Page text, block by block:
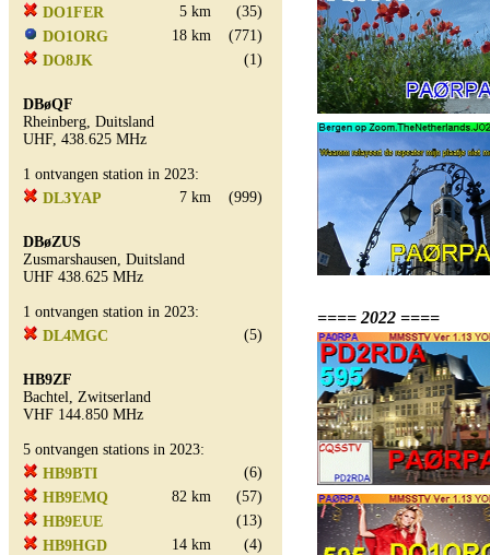
DO1FER
5 km
(35)
DO1ORG
18 km
(771)
DO8JK
(1)
DBøQF
Rheinberg, Duitsland
UHF, 438.625 MHz
1 ontvangen station in 2023:
DL3YAP
7 km (999)
DBøZUS
Zusmarshausen, Duitsland
UHF 438.625 MHz
1 ontvangen station in 2023:
DL4MGC
(5)
HB9ZF
Bachtel, Zwitserland
VHF 144.850 MHz
5 ontvangen stations in 2023:
HB9BTI
(6)
HB9EMQ
82 km
(57)
HB9EUE
(13)
HB9HGD
14 km
(4)
==== 2022 ====